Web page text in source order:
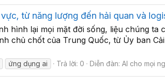
từ năng lượng đến hải quan và
hình lại mọi mặt đời sống, liệu chúng
chủ chốt của Trung Quốc, từ Ủy ban
ứng dụng ai Trả lời: 0 Diễn đàn:AI cho mọi